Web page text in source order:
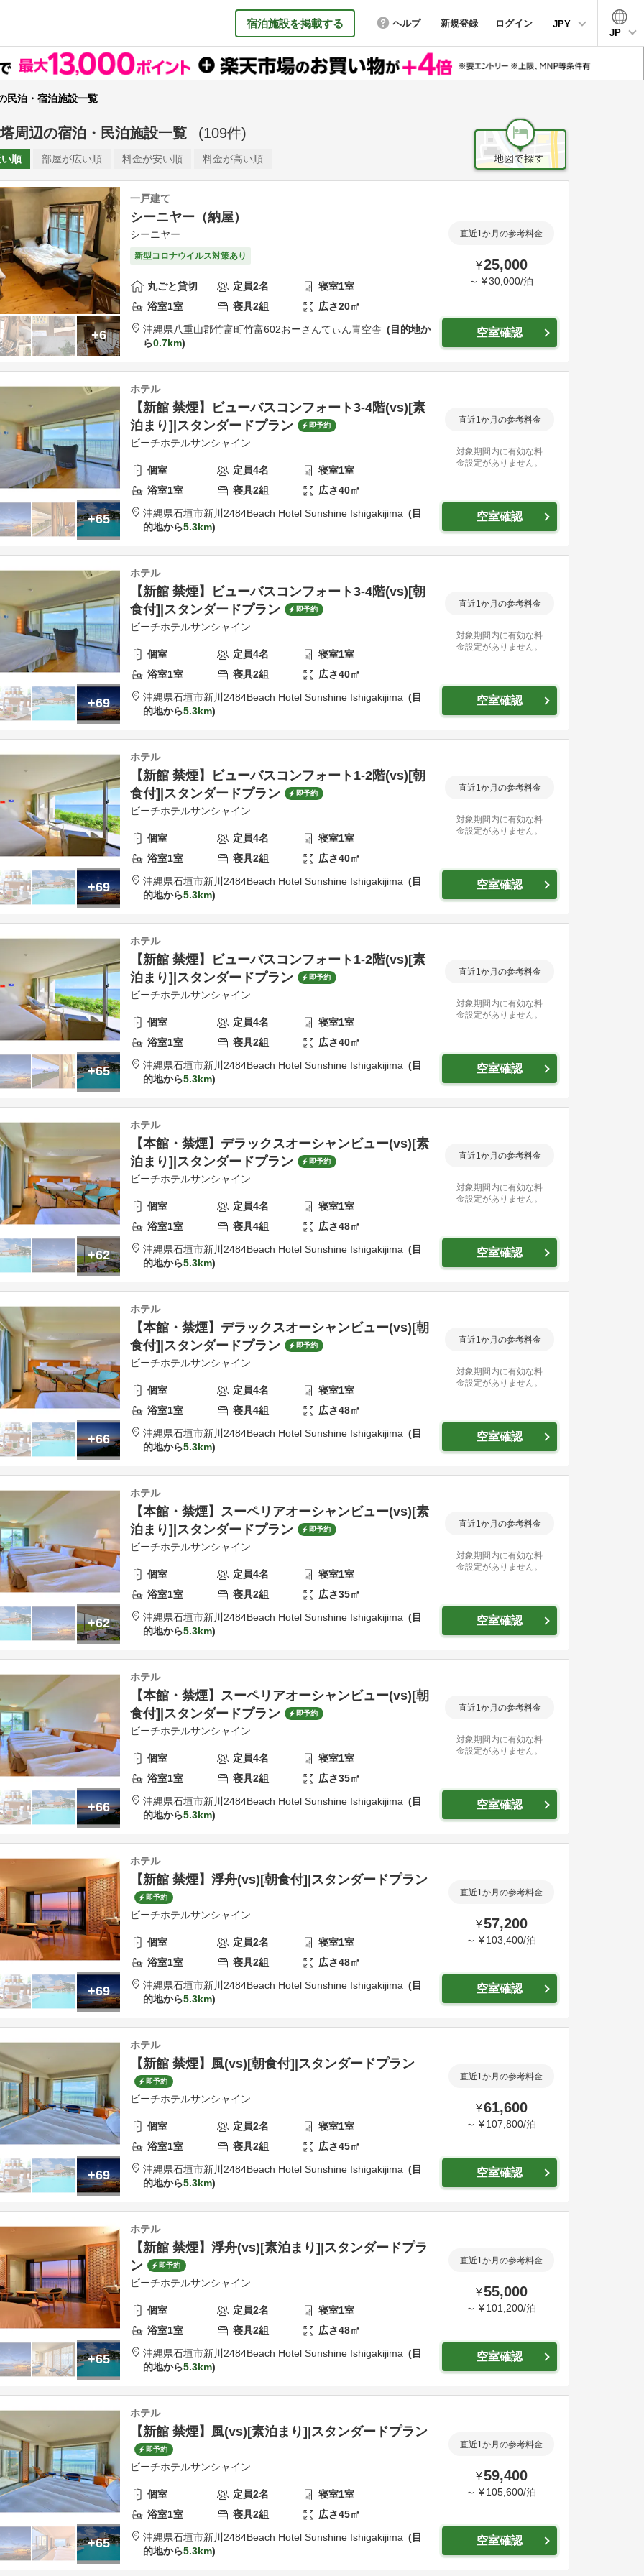
宿泊施設を掲載する ヘルプ 新規登録 ログイン
JPY
JP
民泊・宿泊施設一覧
周辺の宿泊・民泊施設一覧 (109件)
順 部屋が広い順 料金が安い順 料金が高い順
+6
一戸建て
シーニヤー（納屋）
シーニヤー
新型コロナウイルス対策あり
丸ごと貸切 定員2名 寝室1室
浴室1室 寝具2組 広さ20㎡
沖縄県八重山郡竹富町竹富602おーさんてぃん青空舎
目的地か
ら0.7km
直近1か月の参考料金
¥25,000
～ ¥30,000/泊
空室確認
+65
ホテル
【新館 禁煙】ビューバスコンフォート3-4階(vs)[素
泊まり]|スタンダードプラン
即予約
ビーチホテルサンシャイン
個室 定員4名 寝室1室
浴室1室 寝具2組 広さ40㎡
沖縄県石垣市新川2484Beach Hotel Sunshine Ishigakijima
目
的地から5.3km
直近1か月の参考料金
対象期間内に有効な料
金設定がありません。
空室確認
+69
ホテル
【新館 禁煙】ビューバスコンフォート3-4階(vs)[朝
食付]|スタンダードプラン
即予約
ビーチホテルサンシャイン
個室 定員4名 寝室1室
浴室1室 寝具2組 広さ40㎡
沖縄県石垣市新川2484Beach Hotel Sunshine Ishigakijima
目
的地から5.3km
直近1か月の参考料金
対象期間内に有効な料
金設定がありません。
空室確認
+69
ホテル
【新館 禁煙】ビューバスコンフォート1-2階(vs)[朝
食付]|スタンダードプラン
即予約
ビーチホテルサンシャイン
個室 定員4名 寝室1室
浴室1室 寝具2組 広さ40㎡
沖縄県石垣市新川2484Beach Hotel Sunshine Ishigakijima
目
的地から5.3km
直近1か月の参考料金
対象期間内に有効な料
金設定がありません。
空室確認
+65
ホテル
【新館 禁煙】ビューバスコンフォート1-2階(vs)[素
泊まり]|スタンダードプラン
即予約
ビーチホテルサンシャイン
個室 定員4名 寝室1室
浴室1室 寝具2組 広さ40㎡
沖縄県石垣市新川2484Beach Hotel Sunshine Ishigakijima
目
的地から5.3km
直近1か月の参考料金
対象期間内に有効な料
金設定がありません。
空室確認
+62
ホテル
【本館・禁煙】デラックスオーシャンビュー(vs)[素
泊まり]|スタンダードプラン
即予約
ビーチホテルサンシャイン
個室 定員4名 寝室1室
浴室1室 寝具4組 広さ48㎡
沖縄県石垣市新川2484Beach Hotel Sunshine Ishigakijima
目
的地から5.3km
直近1か月の参考料金
対象期間内に有効な料
金設定がありません。
空室確認
+66
ホテル
【本館・禁煙】デラックスオーシャンビュー(vs)[朝
食付]|スタンダードプラン
即予約
ビーチホテルサンシャイン
個室 定員4名 寝室1室
浴室1室 寝具4組 広さ48㎡
沖縄県石垣市新川2484Beach Hotel Sunshine Ishigakijima
目
的地から5.3km
直近1か月の参考料金
対象期間内に有効な料
金設定がありません。
空室確認
+62
ホテル
【本館・禁煙】スーペリアオーシャンビュー(vs)[素
泊まり]|スタンダードプラン
即予約
ビーチホテルサンシャイン
個室 定員4名 寝室1室
浴室1室 寝具2組 広さ35㎡
沖縄県石垣市新川2484Beach Hotel Sunshine Ishigakijima
目
的地から5.3km
直近1か月の参考料金
対象期間内に有効な料
金設定がありません。
空室確認
+66
ホテル
【本館・禁煙】スーペリアオーシャンビュー(vs)[朝
食付]|スタンダードプラン
即予約
ビーチホテルサンシャイン
個室 定員4名 寝室1室
浴室1室 寝具2組 広さ35㎡
沖縄県石垣市新川2484Beach Hotel Sunshine Ishigakijima
目
的地から5.3km
直近1か月の参考料金
対象期間内に有効な料
金設定がありません。
空室確認
+69
ホテル
【新館 禁煙】浮舟(vs)[朝食付]|スタンダードプラン
即予約
ビーチホテルサンシャイン
個室 定員2名 寝室1室
浴室1室 寝具2組 広さ48㎡
沖縄県石垣市新川2484Beach Hotel Sunshine Ishigakijima
目
的地から5.3km
直近1か月の参考料金
¥57,200
～ ¥ 103,400/泊
空室確認
+69
ホテル
【新館 禁煙】風(vs)[朝食付]|スタンダードプラン
即予約
ビーチホテルサンシャイン
個室 定員2名 寝室1室
浴室1室 寝具2組 広さ45㎡
沖縄県石垣市新川2484Beach Hotel Sunshine Ishigakijima
目
的地から5.3km
直近1か月の参考料金
¥61,600
～ ¥ 107,800/泊
空室確認
+65
ホテル
【新館 禁煙】浮舟(vs)[素泊まり]|スタンダードプラ
ン
即予約
ビーチホテルサンシャイン
個室 定員2名 寝室1室
浴室1室 寝具2組 広さ48㎡
沖縄県石垣市新川2484Beach Hotel Sunshine Ishigakijima
目
的地から5.3km
直近1か月の参考料金
¥55,000
～ ¥ 101,200/泊
空室確認
+65
ホテル
【新館 禁煙】風(vs)[素泊まり]|スタンダードプラン
即予約
ビーチホテルサンシャイン
個室 定員2名 寝室1室
浴室1室 寝具2組 広さ45㎡
沖縄県石垣市新川2484Beach Hotel Sunshine Ishigakijima
目
的地から5.3km
直近1か月の参考料金
¥59,400
～ ¥ 105,600/泊
空室確認